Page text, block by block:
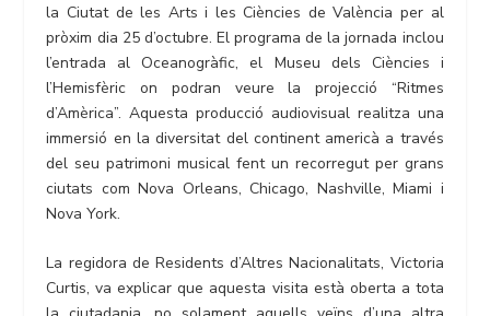
la Ciutat de les Arts i les Ciències de València per al
pròxim dia 25 d’octubre. El programa de la jornada inclou
l’entrada al Oceanogràfic, el Museu dels Ciències i
l’Hemisfèric on podran veure la projecció “Ritmes
d’Amèrica”. Aquesta producció audiovisual realitza una
immersió en la diversitat del continent americà a través
del seu patrimoni musical fent un recorregut per grans
ciutats com Nova Orleans, Chicago, Nashville, Miami i
Nova York.
La regidora de Residents d’Altres Nacionalitats, Victoria
Curtis, va explicar que aquesta visita està oberta a tota